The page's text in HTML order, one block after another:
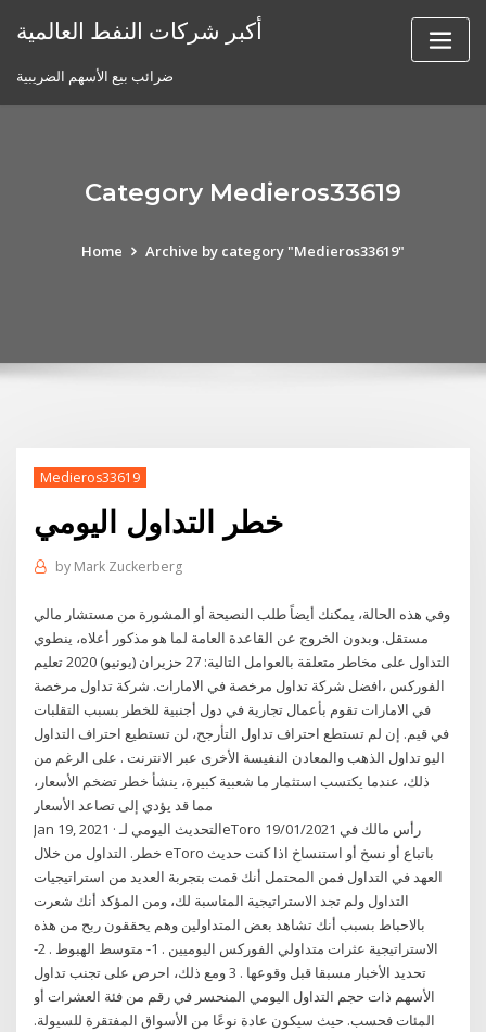
أكبر شركات النفط العالمية
ضرائب بيع الأسهم الضريبية
Category Medieros33619
Home Archive by category "Medieros33619"
Medieros33619
خطر التداول اليومي
by Mark Zuckerberg
وفي هذه الحالة، يمكنك أيضاً طلب النصيحة أو المشورة من مستشار مالي
مستقل. وبدون الخروج عن القاعدة العامة لما هو مذكور أعلاه، ينطوي
التداول على مخاطر متعلقة بالعوامل التالية: 27 حزيران (يونيو) 2020 تعليم
الفوركس ،افضل شركة تداول مرخصة في الامارات. شركة تداول مرخصة
في الامارات تقوم بأعمال تجارية في دول أجنبية للخطر بسبب التقلبات
في قيم. إن لم تستطع احتراف تداول التأرجح، لن تستطيع احتراف التداول
اليو تداول الذهب والمعادن النفيسة الأخرى عبر الانترنت . على الرغم من
ذلك، عندما يكتسب استثمار ما شعبية كبيرة، ينشأ خطر تضخم الأسعار،
Jan 19, 2021 · التحديث اليومي لـeToro 19/01/2021 رأس مالك في
خطر. التداول من خلال eToro باتباع أو نسخ أو استنساخ اذا كنت حديث
العهد في التداول فمن المحتمل أنك قمت بتجربة العديد من استراتيجيات
التداول ولم تجد الاستراتيجية المناسبة لك، ومن المؤكد أنك شعرت
بالاحباط بسبب أنك تشاهد بعض المتداولين وهم يحققون ربح من هذه
الاستراتيجية عثرات متداولي الفوركس اليوميين . 1- متوسط الهبوط . 2-
تحديد الأخبار مسبقا قبل وقوعها . 3 ومع ذلك، احرص على تجنب تداول
الأسهم ذات حجم التداول اليومي المنحسر في رقم من فئة العشرات أو
المئات فحسب. حيث سيكون عادة نوعًا من الأسواق المفتقرة للسيولة.